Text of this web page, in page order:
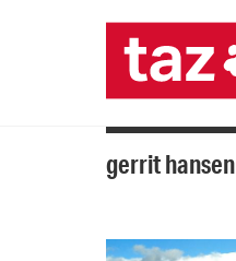
gerrit hansen